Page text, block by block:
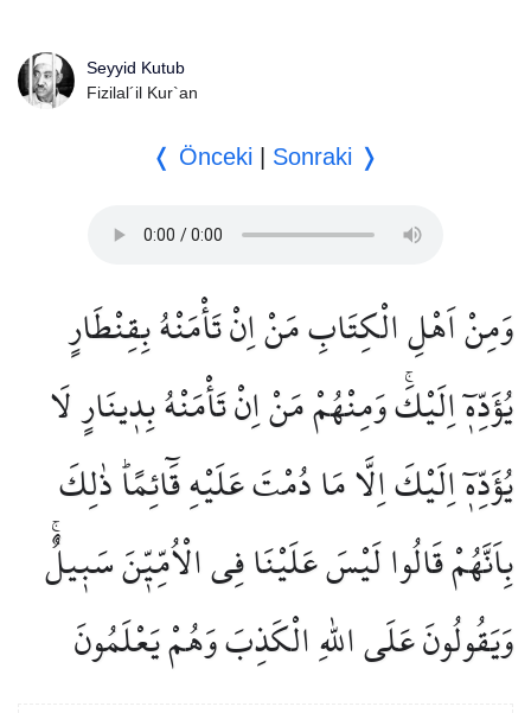
Seyyid Kutub
Fizilal´il Kur`an
❬ Önceki Sonraki ❭
وَمِنْ اَهْلِ الْكِتَابِ مَنْ اِنْ تَأْمَنْهُ بِقِنْطَارٍ
يُؤَدِّه۪ٓ اِلَيْكَۚ وَمِنْهُمْ مَنْ اِنْ تَأْمَنْهُ بِد۪ينَارٍ لَا
يُؤَدِّه۪ٓ اِلَيْكَ اِلَّا مَا دُمْتَ عَلَيْهِ قَٓائِمًاۜ ذٰلِكَ
بِاَنَّهُمْ قَالُوا لَيْسَ عَلَيْنَا فِي الْاُمِّيّ۪نَ سَب۪يلٌۚ
وَيَقُولُونَ عَلَى اللّٰهِ الْكَذِبَ وَهُمْ يَعْلَمُونَ